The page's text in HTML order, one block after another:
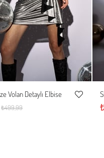
M L XL
Volan Detaylı Elbise
Favorilere
₺499,99